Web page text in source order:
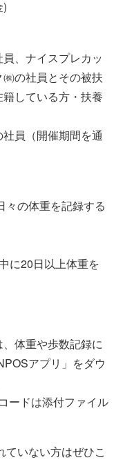
、ナイスプレカッ
の社員とその被扶
している方・扶養
員（開催期間を通
々の体重を記録する
に20日以上体重を
体重や歩数記録に
アプリ」をダウ
ードは添付ファイル
ていない方はぜひこ